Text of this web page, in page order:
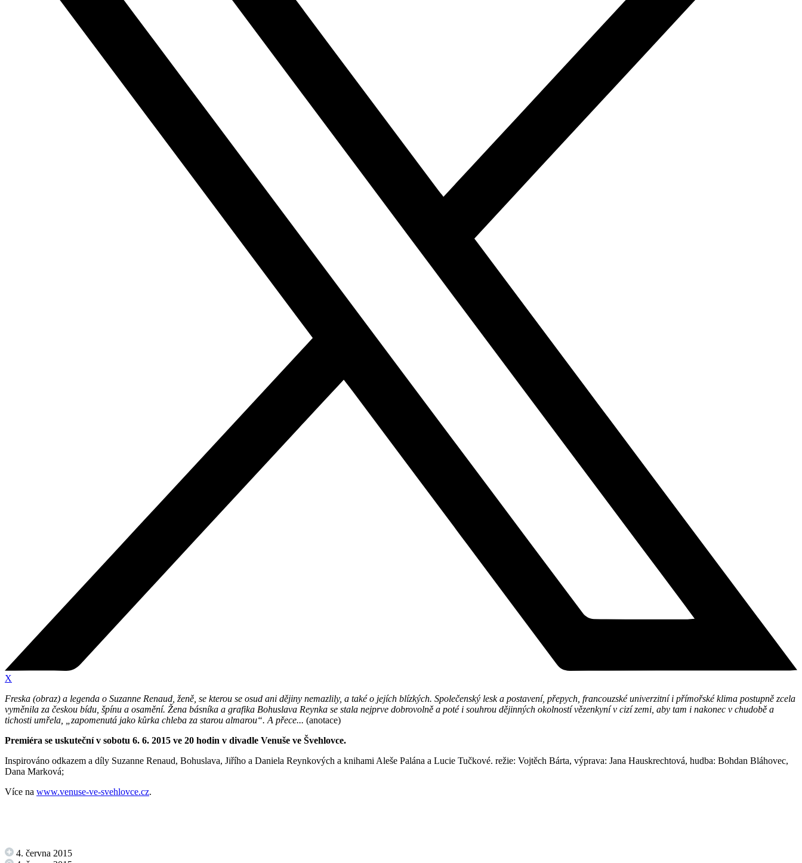
X
Freska (obraz) a legenda o Suzanne Renaud, ženě, se kterou se osud ani dějiny nemazlily, a také o jejích blízkých. Společenský lesk a postavení, přepych, francouzské univerzitní i přímořské klima postupně zcela
vyměnila za českou bídu, špínu a osamění. Žena básníka a grafika Bohuslava Reynka se stala nejprve dobrovolně a poté i souhrou dějinných okolností vězenkyní v cizí zemi, aby tam i nakonec v chudobě a
tichosti umřela, „zapomenutá jako kůrka chleba za starou almarou“. A přece... (anotace)
Premiéra se uskuteční v sobotu 6. 6. 2015 ve 20 hodin v divadle Venuše ve Švehlovce.
Inspirováno odkazem a díly Suzanne Renaud, Bohuslava, Jiřího a Daniela Reynkových a knihami Aleše Palána a Lucie Tučkové. režie: Vojtěch Bárta, výprava: Jana Hauskrechtová, hudba: Bohdan Bláhovec,
Dana Marková;
Více na www.venuse-ve-svehlovce.cz.
4. června 2015